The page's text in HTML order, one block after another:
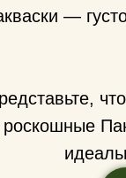
—
роскошные